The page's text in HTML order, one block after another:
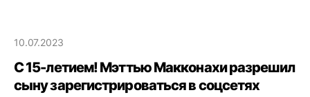
10.07.2023
С 15-летием! Мэттью Макконахи разрешил
сыну зарегистрироваться в соцсетях